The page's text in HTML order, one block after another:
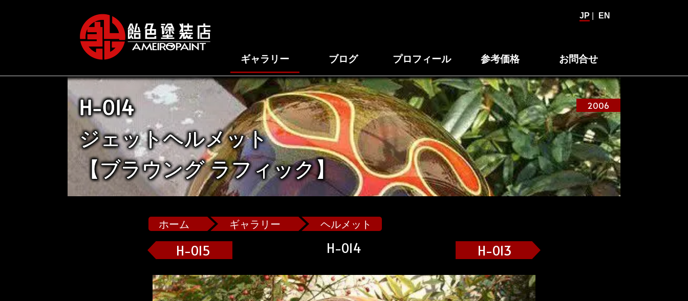
JP EN
ギャラリー ブログ プロフィール 参考価格 お問合せ
H-014
ジェットヘルメット
【ブラウング ラフィック】
2006
ホーム ギャラリー ヘルメット
H-015 H-014 H-013